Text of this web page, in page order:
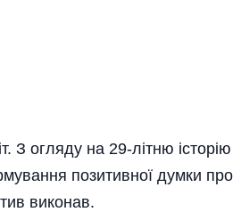
З огляду на 29-літню історію
позитивної думки про
виконав.